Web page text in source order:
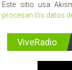
Este sitio usa
procesan los datos
ViveRadio